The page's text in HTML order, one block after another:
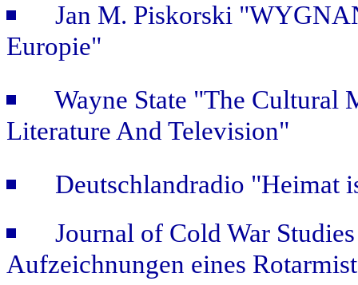
Jan M. Piskorski
Europie"
Wayne State "The Cultural
Literature And Television"
Deutschlandradio "Heimat
Journal of Cold War
Aufzeichnungen eines